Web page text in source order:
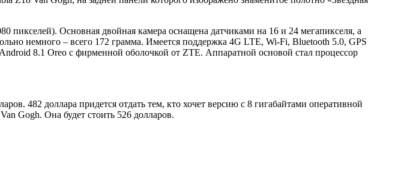
Основная двойная камера оснащена датчиками на 16 и 24 мегапикселя, а
немного – всего 172 грамма. Имеется поддержка 4G LTE, Wi-Fi, Bluetooth 5.0, GPS
8.1 Oreo с фирменной оболочкой от ZTE. Аппаратной основой стал процессор
482 доллара придется отдать тем, кто хочет версию с 8 гигабайтами оперативной
Gogh. Она будет стоить 526 долларов.